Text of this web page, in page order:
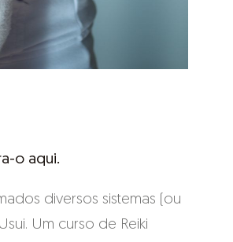
o aqui.
diversos sistemas (ou
Um curso de Reiki